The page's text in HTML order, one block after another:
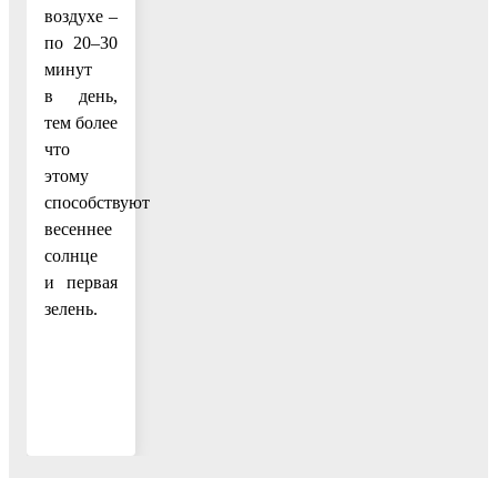
воздухе –
по 20–30
минут
в день,
тем более
что
этому
способствуют
весеннее
солнце
и первая
зелень.